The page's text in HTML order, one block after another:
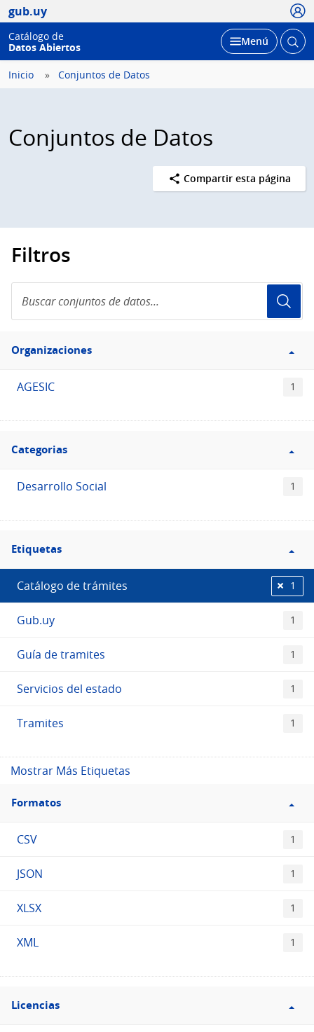
gub.uy
Catálogo de
Datos Abiertos
Desplegar
Menú Abrir
Inicio Conjuntos de Datos
Conjuntos de Datos
Compartir esta página
Filtros
conjuntos
de
Filtro
Organizaciones
Organizaciones
AGESIC 1
Filtro
Categorias
Categorias
Desarrollo Social 1
Filtro
Etiquetas
Etiquetas
Catálogo de trámites 1
Gub.uy 1
Guía de tramites 1
Servicios del estado 1
Tramites 1
Mostrar Más Etiquetas
Filtro
Formatos
Formatos
CSV 1
JSON 1
XLSX 1
XML 1
Filtro
Licencias
Licencias